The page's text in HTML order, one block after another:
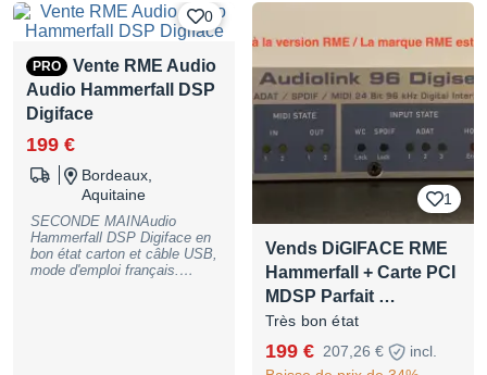
d'enregistrement en binaural.
En application semi-pro,
donc. et déposée pour cause
de PC/tour non compatible
avec W11 ...
Quelques traces d'usure.
0
PRO
Vente RME Audio
Audio Hammerfall DSP
Digiface
199 €
Bordeaux,
Aquitaine
SECONDE MAINAudio
Hammerfall DSP Digiface en
bon état carton et câble USB,
mode d'emploi français.
1
Vends DiGIFACE RME
Hammerfall + Carte PCI
MDSP Parfait …
Très bon état
199 € 207,26 €
incl.